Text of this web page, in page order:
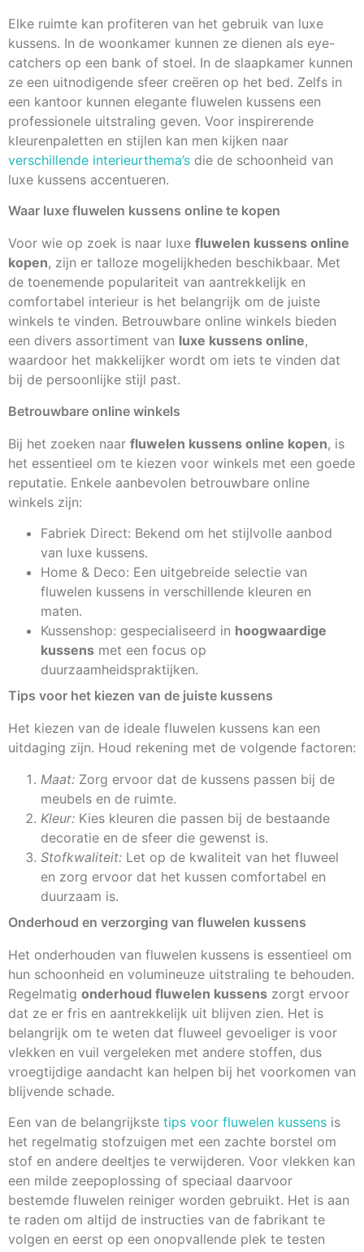
Elke ruimte kan profiteren van het gebruik van luxe
kussens. In de woonkamer kunnen ze dienen als eye-
catchers op een bank of stoel. In de slaapkamer kunnen
ze een uitnodigende sfeer creëren op het bed. Zelfs in
een kantoor kunnen elegante fluwelen kussens een
professionele uitstraling geven. Voor inspirerende
kleurenpaletten en stijlen kan men kijken naar
verschillende interieurthema’s die de schoonheid van
luxe kussens accentueren.
Waar luxe fluwelen kussens online te kopen
Voor wie op zoek is naar luxe fluwelen kussens online
kopen, zijn er talloze mogelijkheden beschikbaar. Met
de toenemende populariteit van aantrekkelijk en
comfortabel interieur is het belangrijk om de juiste
winkels te vinden. Betrouwbare online winkels bieden
een divers assortiment van luxe kussens online,
waardoor het makkelijker wordt om iets te vinden dat
bij de persoonlijke stijl past.
Betrouwbare online winkels
Bij het zoeken naar fluwelen kussens online kopen, is
het essentieel om te kiezen voor winkels met een goede
reputatie. Enkele aanbevolen betrouwbare online
winkels zijn:
Fabriek Direct: Bekend om het stijlvolle aanbod
van luxe kussens.
Home & Deco: Een uitgebreide selectie van
fluwelen kussens in verschillende kleuren en
maten.
Kussenshop: gespecialiseerd in hoogwaardige
kussens met een focus op
duurzaamheidspraktijken.
Tips voor het kiezen van de juiste kussens
Het kiezen van de ideale fluwelen kussens kan een
uitdaging zijn. Houd rekening met de volgende factoren:
Maat: Zorg ervoor dat de kussens passen bij de
meubels en de ruimte.
Kleur: Kies kleuren die passen bij de bestaande
decoratie en de sfeer die gewenst is.
Stofkwaliteit: Let op de kwaliteit van het fluweel
en zorg ervoor dat het kussen comfortabel en
duurzaam is.
Onderhoud en verzorging van fluwelen kussens
Het onderhouden van fluwelen kussens is essentieel om
hun schoonheid en volumineuze uitstraling te behouden.
Regelmatig onderhoud fluwelen kussens zorgt ervoor
dat ze er fris en aantrekkelijk uit blijven zien. Het is
belangrijk om te weten dat fluweel gevoeliger is voor
vlekken en vuil vergeleken met andere stoffen, dus
vroegtijdige aandacht kan helpen bij het voorkomen van
blijvende schade.
Een van de belangrijkste tips voor fluwelen kussens is
het regelmatig stofzuigen met een zachte borstel om
stof en andere deeltjes te verwijderen. Voor vlekken kan
een milde zeepoplossing of speciaal daarvoor
bestemde fluwelen reiniger worden gebruikt. Het is aan
te raden om altijd de instructies van de fabrikant te
volgen en eerst op een onopvallende plek te testen